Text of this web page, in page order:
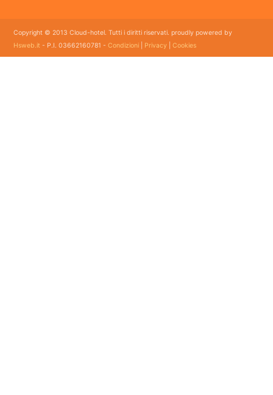
Copyright © 2013 Cloud-hotel. Tutti i diritti riservati. proudly powered by
Hsweb.it - P.I. 03662160781 -Condizioni Privacy |Cookies